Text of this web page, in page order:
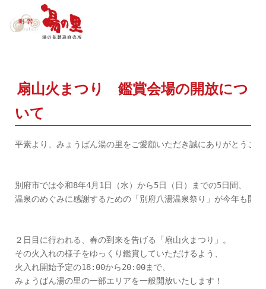
扇山火まつり 鑑賞会場の開放につ
いて
平素より、みょうばん湯の里をご愛顧いただき誠にありがとうご
別府市では令和8年4月1日（水）から5日（日）までの5日間、
温泉のめぐみに感謝するための「別府八湯温泉祭り」が今年も開
２日目に行われる、春の到来を告げる「扇山火まつり」。
その火入れの様子をゆっくり鑑賞していただけるよう、
火入れ開始予定の18:00から20:00まで、
みょうばん湯の里の一部エリアを一般開放いたします！